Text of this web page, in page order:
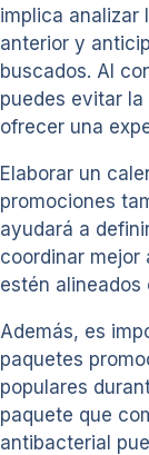
implica analizar
anterior y
buscados. Al
puedes evitar
ofrecer una
Elaborar un
promociones
ayudará a
coordinar mejor
estén
Además, es
paquetes
populares
paquete que
antibacterial